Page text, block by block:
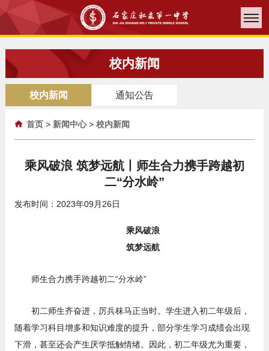
校内新闻
校内新闻 通知公告
首页> 新闻中心> 校内新闻
乘风破浪 筑梦远航丨师生合力携手跨越初
二“分水岭”
发布时间：2023年09月26日
乘风破浪
筑梦远航
师生合力携手跨越初二“分水岭”
初二师生齐奋进，厉兵秣马正当时。学生进入初二年级后，
随着学习科目增多和知识难度的提升，部分学生学习成绩会出现
下滑，甚至还会产生厌学抵触情绪。因此，初二年级尤为重要，